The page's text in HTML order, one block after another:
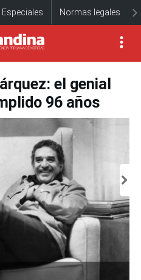
Especiales Normas legales
el genial
96 años